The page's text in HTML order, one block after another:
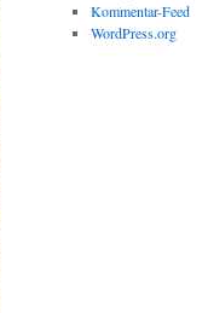
Kommentar-Feed
WordPress.org